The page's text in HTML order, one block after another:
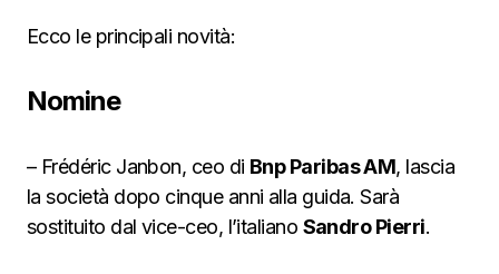
Ecco le principali novità:
Nomine
– Frédéric Janbon, ceo di Bnp Paribas AM, lascia
la società dopo cinque anni alla guida. Sarà
sostituito dal vice-ceo, l’italiano Sandro Pierri.